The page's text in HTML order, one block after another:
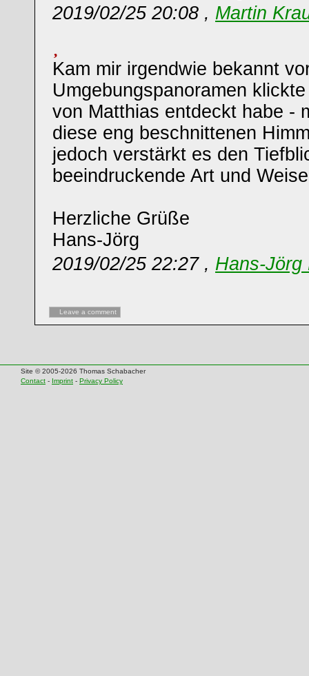
2019/02/25 20:08 , Martin
Kam mir irgendwie bekannt
Umgebungspanoramen
von Matthias entdeckt habe -
diese eng beschnittenen
jedoch verstärkt es den
beeindruckende Art und
Herzliche Grüße
Hans-Jörg
2019/02/25 22:27 , Hans-Jörg
Leave a comment
Site © 2005-2026 Thomas Schabacher
Contact - Imprint - Privacy Policy